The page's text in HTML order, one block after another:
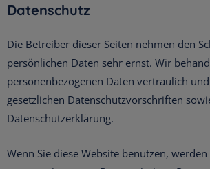
Datenschutz
Die Betreiber dieser Seiten nehmen den
persönlichen Daten sehr ernst. Wir
personenbezogenen Daten vertraulich
gesetzlichen Datenschutzvorschriften
Datenschutzerklärung.
Wenn Sie diese Website benutzen,